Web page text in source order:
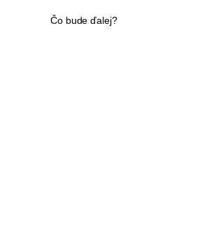
Čo bude ďalej?